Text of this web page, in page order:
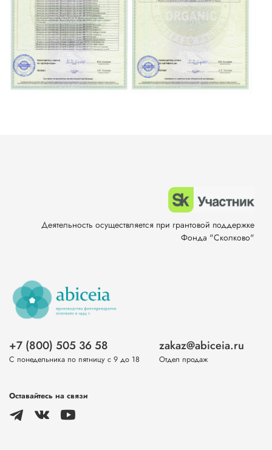
+7 (800) 505 36 58
С понедельника по пятницу с 9 до 18
zakaz@abiceia.ru
Отдел продаж
Оставайтесь на связи
Деятельность осуществляется при грантовой поддержке
Фонда "Сколково"